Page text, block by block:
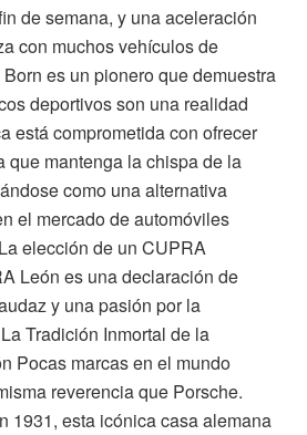
de semana, y una aceleración
con muchos vehículos de
es un pionero que demuestra
deportivos son una realidad
está comprometida con ofrecer
que mantenga la chispa de la
como una alternativa
el mercado de automóviles
elección de un CUPRA
León es una declaración de
y una pasión por la
Tradición Inmortal de la
Pocas marcas en el mundo
reverencia que Porsche.
1931, esta icónica casa alemana